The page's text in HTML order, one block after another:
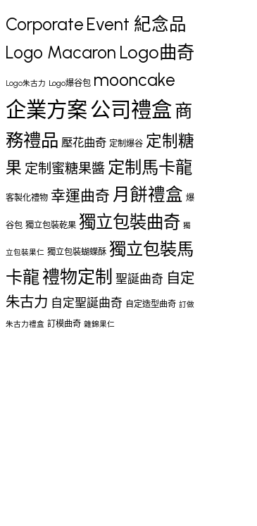
Corporate Event 紀念品
Logo Macaron Logo曲奇
Logo朱古力 Logo爆谷包 mooncake
企業方案公司禮盒商
務禮品 壓花曲奇 定制爆谷 定制糖
果 定制蜜糖果醬 定制馬卡龍
客製化禮物 幸運曲奇 月餅禮盒 爆
谷包 獨立包裝乾果 獨立包裝曲奇 獨
立包裝果仁 獨立包裝蝴蝶酥 獨立包裝馬
卡龍禮物定制 聖誕曲奇 自定
朱古力 自定聖誕曲奇 自定造型曲奇 訂做
朱古力禮盒 訂模曲奇 雜錦果仁